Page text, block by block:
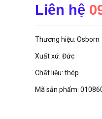
Liên hệ
Thương hiệu: Osborn
Xuất xứ: Đức
Chất liệu: thép
Mã sản phẩm: